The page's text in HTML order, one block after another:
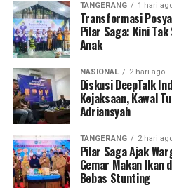
TANGERANG 1 hari
Transformasi
Pilar Saga: Kini
Anak
NASIONAL 2 hari ago
Diskusi DeepTalk
Kejaksaan, Kawal
Adriansyah
TANGERANG 2 hari
Pilar Saga Ajak
Gemar Makan Ikan
Bebas Stunting